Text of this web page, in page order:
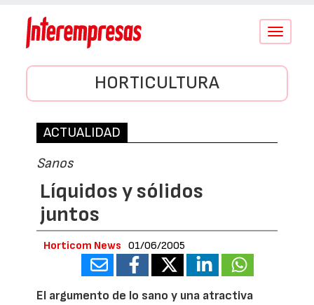
Conmutar
HORTICULTURA
ACTUALIDAD
Sanos
Líquidos y sólidos
juntos
Horticom News 01/06/2005
El argumento de lo sano y una atractiva